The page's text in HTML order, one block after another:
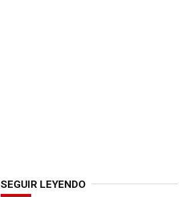
SEGUIR LEYENDO